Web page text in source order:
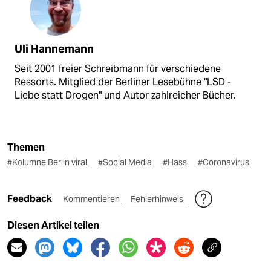
Uli Hannemann
Seit 2001 freier Schreibmann für verschiedene
Ressorts. Mitglied der Berliner Lesebühne "LSD -
Liebe statt Drogen" und Autor zahlreicher Bücher.
Themen
#Kolumne Berlin viral #Social Media #Hass #Coronavirus
Feedback Kommentieren Fehlerhinweis
Diesen Artikel teilen